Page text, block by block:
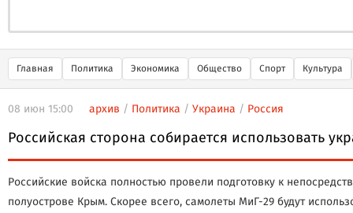
Главная Политика Экономика Общество Спорт Культура
08 июн 15:00 архив / Политика / Украина / Россия
Российская сторона собирается использовать
Российские войска полностью провели подготовку к
полуострове Крым. Скорее всего, самолеты МиГ-29 будут